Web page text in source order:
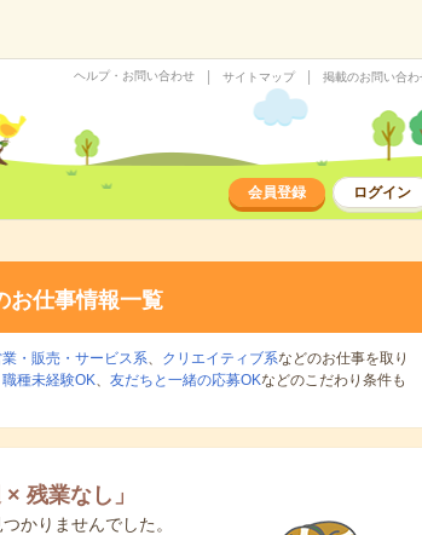
ヘルプ・お問い合わせ サイトマップ 掲載のお問い合わ
会員登録 ログイン
お仕事情報一覧
・販売・サービス系、 クリエイティブ系などのお仕事を取り
職種未経験OK、 友だちと一緒の応募OKなどのこだわり条件も
× 残業なし 」
かりませんでした。